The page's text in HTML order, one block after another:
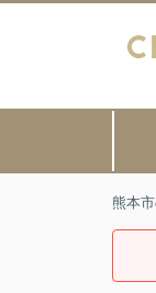
熊本